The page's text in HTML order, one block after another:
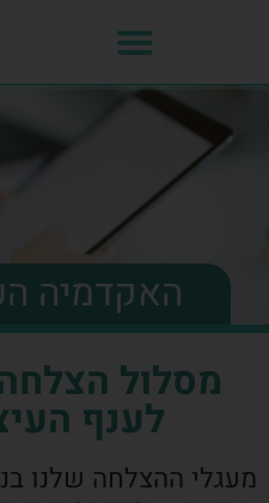
האקדמיה
מסלול
לענף
מעגלי ההצלחה שלנו